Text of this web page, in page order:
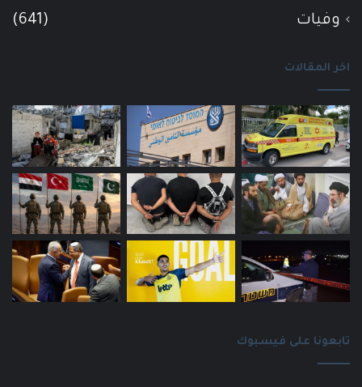
وفيات (641)
اخر المقالات
تابعونا على فيسبوك